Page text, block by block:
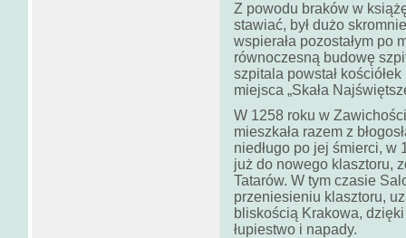
Z powodu braków w
stawiać, był dużo
wspierała pozostałym po
równoczesną budowę
szpitala powstał
miejsca „Skała
W 1258 roku w
mieszkała razem z
niedługo po jej śmierci, w
już do nowego klasztoru,
Tatarów. W tym czasie
przeniesieniu klasztoru,
bliskością Krakowa,
łupiestwo i napady.